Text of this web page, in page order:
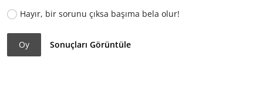
Hayır, bir sorunu çıksa başıma bela olur!
Oy Sonuçları Görüntüle